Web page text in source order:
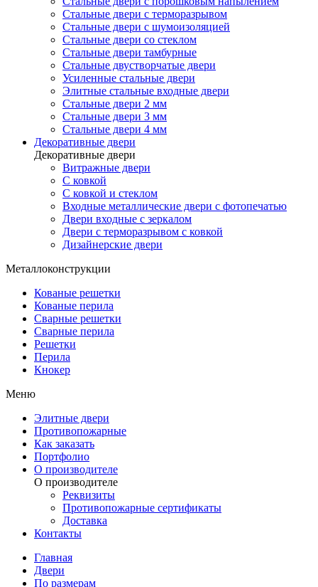
Стальные двери с терморазрывом
Стальные двери с шумоизоляцией
Стальные двери со стеклом
Стальные двери тамбурные
Стальные двустворчатые двери
Усиленные стальные двери
Элитные стальные входные двери
Стальные двери 2 мм
Стальные двери 3 мм
Стальные двери 4 мм
Декоративные двери
Декоративные двери
Витражные двери
С ковкой
С ковкой и стеклом
Входные металлические двери с фотопечатью
Двери входные с зеркалом
Двери с терморазрывом с ковкой
Дизайнерские двери
Металлоконструкции
Кованые решетки
Кованые перила
Сварные решетки
Сварные перила
Решетки
Перила
Кнокер
Меню
Элитные двери
Противопожарные
Как заказать
Портфолио
О производителе
О производителе
Реквизиты
Противопожарные сертификаты
Доставка
Контакты
Главная
Двери
По размерам